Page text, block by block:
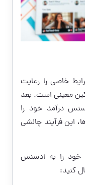
خاصی را رعایت
معینی است. بعد
درآمد خود را
این فرآیند چالشی
خود را به ادسنس
کنید: